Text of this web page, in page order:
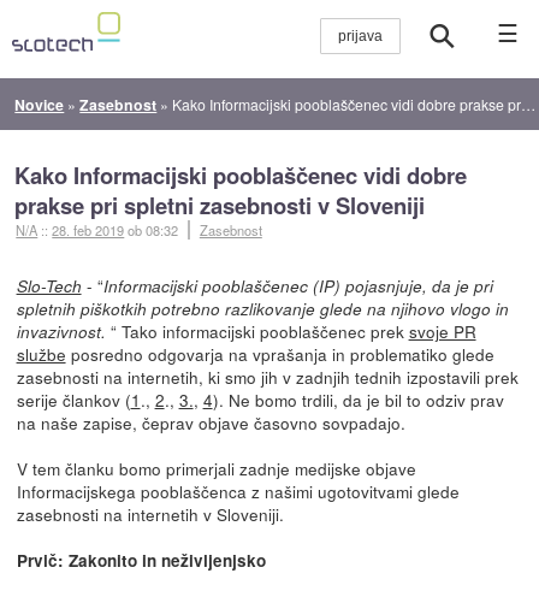
☰
Novice »Zasebnost » Kako Informacijski pooblaščenec vidi dobre prakse pri spletni zasebnosti v Sloveniji
Kako Informacijski pooblaščenec vidi dobre
prakse pri spletni zasebnosti v Sloveniji
N/A ::28. feb 2019ob 08:32 Zasebnost
Slo-Tech - “Informacijski pooblaščenec (IP) pojasnjuje, da je pri
spletnih piškotkih potrebno razlikovanje glede na njihovo vlogo in
invazivnost. “ Tako informacijski pooblaščenec prek svoje PR
službe posredno odgovarja na vprašanja in problematiko glede
zasebnosti na internetih, ki smo jih v zadnjih tednih izpostavili prek
serije člankov (1 ., 2., 3., 4). Ne bomo trdili, da je bil to odziv prav
na naše zapise, čeprav objave časovno sovpadajo.
V tem članku bomo primerjali zadnje medijske objave
Informacijskega pooblaščenca z našimi ugotovitvami glede
zasebnosti na internetih v Sloveniji.
Prvič: Zakonito in neživljenjsko